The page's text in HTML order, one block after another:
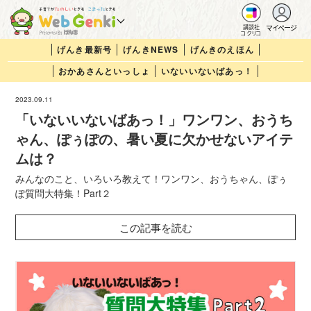
講談社
コクリコ
マイページ
げんき最新号 げんきNEWS
げんきのえほん
おかあさんといっしょ
いないいないばあっ！
2023.09.11
「いないいないばあっ！」ワンワン、おうち
ゃん、ぽぅぽの、暑い夏に欠かせないアイテ
ムは？
みんなのこと、いろいろ教えて！ワンワン、おうちゃん、ぽぅ
ぽ質問大特集！Part２
この記事を読む